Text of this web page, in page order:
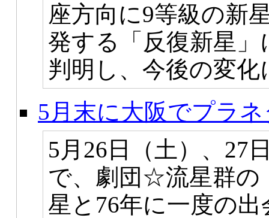
座方向に9等級の新
発する「反復新星
判明し、今後の変
5月末に大阪でプラ
5月26日（土）、27
で、劇団☆流星群の
星と76年に一度の